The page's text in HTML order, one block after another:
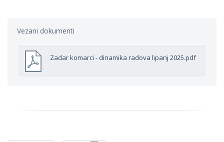
Vezani dokumenti
Zadar komarci - dinamika radova lipanj 2025.pdf